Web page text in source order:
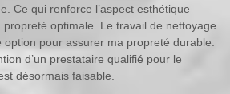
Ce qui renforce l’aspect esthétique
propreté optimale. Le travail de nettoyage
option pour assurer ma propreté durable.
d’un prestataire qualifié pour le
désormais faisable.